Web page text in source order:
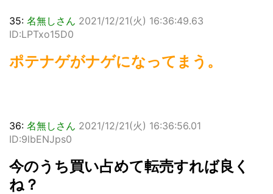
35: 名無しさん 2021/12/21(火) 16:36:49.63
ID:LPTxo15D0
ポテナゲがナゲになってまう。
36: 名無しさん 2021/12/21(火) 16:36:56.01
ID:9lbENJps0
今のうち買い占めて転売すれば良く
ね？